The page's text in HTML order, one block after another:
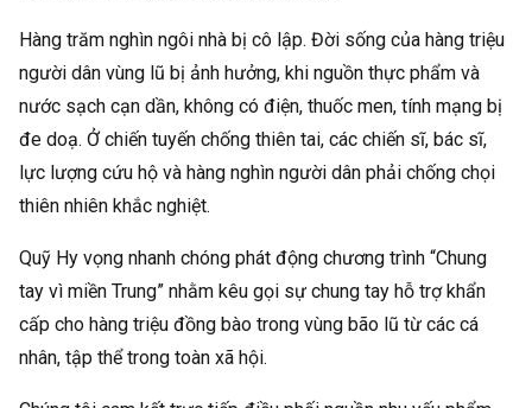
Hàng trăm nghìn ngôi nhà bị cô lập. Đời sống của hàng triệu
người dân vùng lũ bị ảnh hưởng, khi nguồn thực phẩm và
nước sạch cạn dần, không có điện, thuốc men, tính mạng bị
đe doạ. Ở chiến tuyến chống thiên tai, các chiến sĩ, bác sĩ,
lực lượng cứu hộ và hàng nghìn người dân phải chống chọi
thiên nhiên khắc nghiệt.
Quỹ Hy vọng nhanh chóng phát động chương trình “Chung
tay vì miền Trung” nhằm kêu gọi sự chung tay hỗ trợ khẩn
cấp cho hàng triệu đồng bào trong vùng bão lũ từ các cá
nhân, tập thể trong toàn xã hội.